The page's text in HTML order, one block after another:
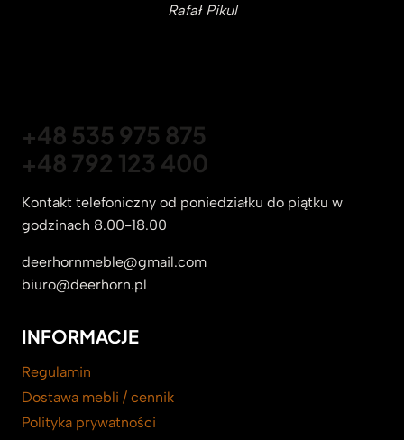
Rafał Pikul
+48 535 975 875
+48 792 123 400
Kontakt telefoniczny od poniedziałku do piątku w
godzinach 8.00-18.00
deerhornmeble@gmail.com
biuro@deerhorn.pl
INFORMACJE
Regulamin
Dostawa mebli / cennik
Polityka prywatności